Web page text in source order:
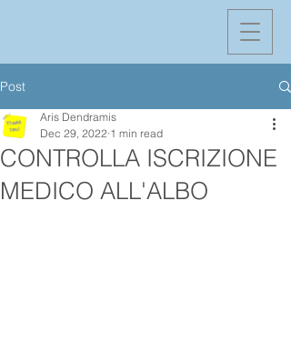
Post
CONTROLLA ISCRIZIONE
MEDICO ALL'ALBO
Aris Dendramis
Dec 29, 2022 1 min read